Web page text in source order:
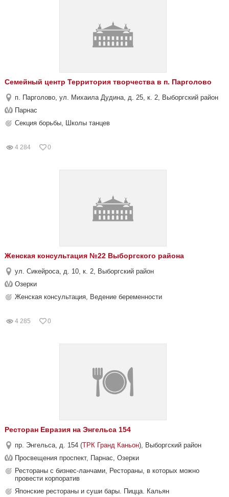
Семейный центр Территория творчества в п. Парголово
п. Парголово, ул. Михаила Дудина, д. 25, к. 2, Выборгский район
Парнас
Секция борьбы, Школы танцев
4 284 0
Женская консультация №22 Выборгского района
ул. Сикейроса, д. 10, к. 2, Выборгский район
Озерки
Женская консультация, Ведение беременности
4 285 0
Ресторан Евразия на Энгельса 154
пр. Энгельса, д. 154 (ТРК Гранд Каньон), Выборгский район
Просвещения проспект, Парнас, Озерки
Рестораны с бизнес-ланчами, Рестораны, в которых можно
провести корпоратив
Японские рестораны и суши бары. Пицца. Кальян